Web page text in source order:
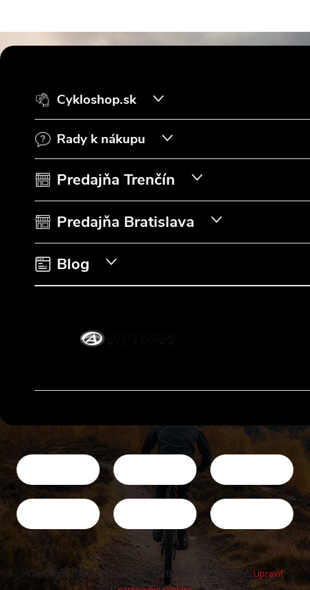
Z
Cykloshop.sk
Rady k nákupu
Predajňa Trenčín
Predajňa Bratislava
Blog
Copyright 2026 Cykloshop.sk. Všetky práva vyhradené.Upraviť